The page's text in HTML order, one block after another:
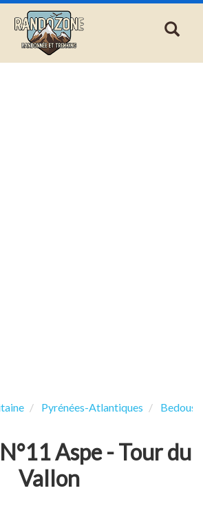
Pyrénées-Atlantiques Bedous
Aspe - Tour du
Vallon